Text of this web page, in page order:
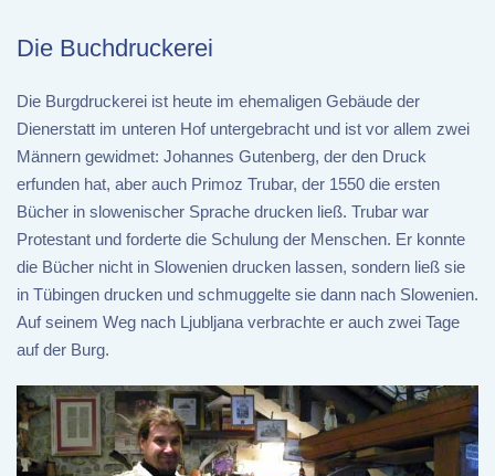
Die Buchdruckerei
Die Burgdruckerei ist heute im ehemaligen Gebäude der
Dienerstatt im unteren Hof untergebracht und ist vor allem zwei
Männern gewidmet: Johannes Gutenberg, der den Druck
erfunden hat, aber auch Primoz Trubar, der 1550 die ersten
Bücher in slowenischer Sprache drucken ließ. Trubar war
Protestant und forderte die Schulung der Menschen. Er konnte
die Bücher nicht in Slowenien drucken lassen, sondern ließ sie
in Tübingen drucken und schmuggelte sie dann nach Slowenien.
Auf seinem Weg nach Ljubljana verbrachte er auch zwei Tage
auf der Burg.